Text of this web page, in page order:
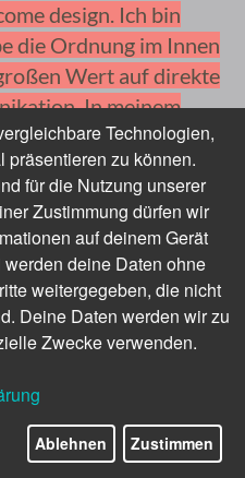
design. Ich bin
die Ordnung im Innen
Wert auf direkte
In meinem
auf das Regionale
Kreative kommen
ich leckere lokale
kann ich die
Blumen
meinen Blick auch
schweifen: den
durch Kunst und
wichtig; ganz viel
Kindern, die so
Technologien,
präsentieren zu können.
für die Nutzung unserer
Zustimmung dürfen wir
auf deinem Gerät
deine Daten ohne
weitergegeben, die nicht
Deine Daten werden wir zu
Zwecke verwenden.
Ablehnen Zustimmen